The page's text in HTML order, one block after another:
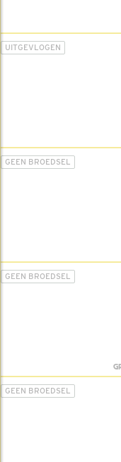
UITGEVLOGEN
GEEN BROEDSEL
GEEN BROEDSEL
GEEN BROEDSEL